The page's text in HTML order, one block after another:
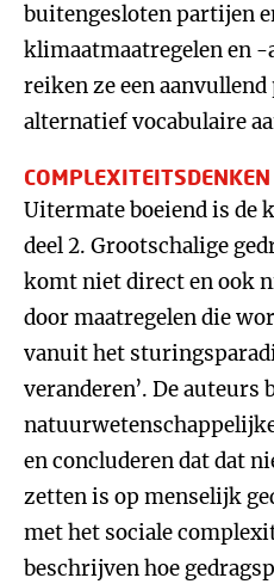
buitengesloten partijen
klimaatmaatregelen en
reiken ze een
alternatief vocabulaire
COMPLEXITEITSDENKEN
Uitermate boeiend is de
deel 2. Grootschalige
komt niet direct en ook
door maatregelen die
vanuit het
veranderen’. De auteurs
en concluderen dat dat
zetten is op menselijk
met het sociale
beschrijven hoe